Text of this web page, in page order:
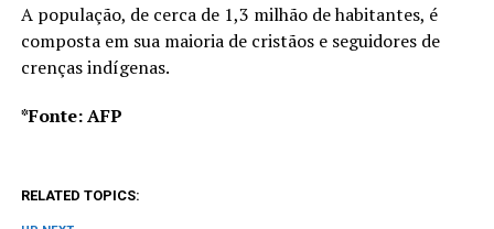
A população, de cerca de 1,3 milhão de habitantes, é
composta em sua maioria de cristãos e seguidores de
crenças indígenas.
*Fonte: AFP
RELATED TOPICS: